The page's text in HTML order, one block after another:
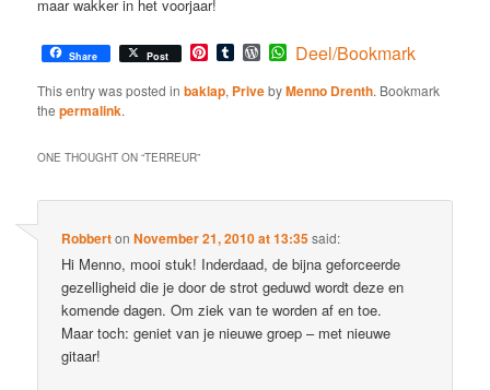
maar wakker in het voorjaar!
Share Post Pinterest
TumblrWordPress
WhatsApp
Deel/Bookmark
This entry was posted inbaklap, PrivebyMenno Drenth. Bookmark
thepermalink.
ONE THOUGHT ON “TERREUR”
RobbertonNovember 21, 2010 at 13:35said:
Hi Menno, mooi stuk! Inderdaad, de bijna geforceerde
gezelligheid die je door de strot geduwd wordt deze en
komende dagen. Om ziek van te worden af en toe.
Maar toch: geniet van je nieuwe groep – met nieuwe
gitaar!